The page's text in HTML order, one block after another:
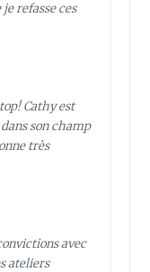
refasse ces
Cathy est
son champ
très
avec
ateliers